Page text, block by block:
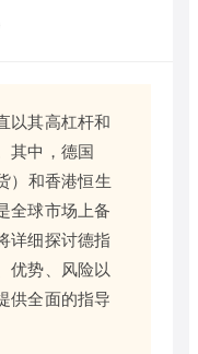
以其高杠杆和
其中，德国
）和香港恒生
全球市场上备
详细探讨德指
优势、风险以
供全面的指导